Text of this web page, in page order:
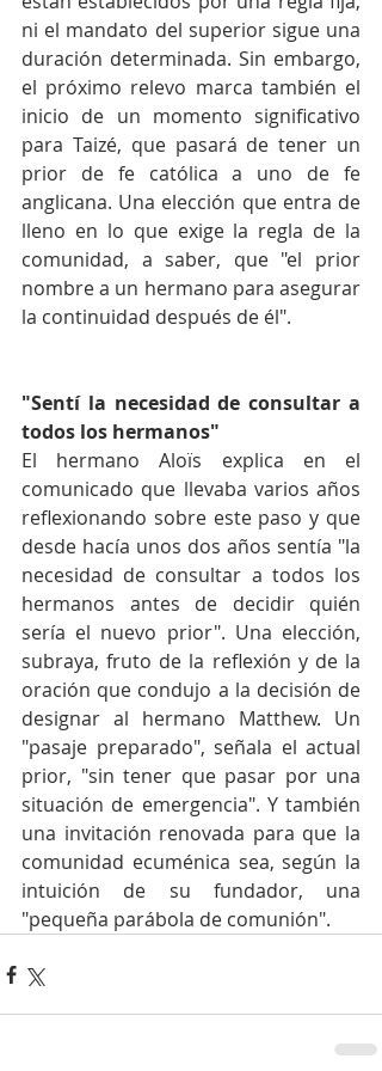
ni el mandato del superior sigue una
duración determinada. Sin embargo,
el próximo relevo marca también el
inicio de un momento significativo
para Taizé, que pasará de tener un
prior de fe católica a uno de fe
anglicana. Una elección que entra de
lleno en lo que exige la regla de la
comunidad, a saber, que "el prior
nombre a un hermano para asegurar
la continuidad después de él".
"Sentí la necesidad de consultar a
todos los hermanos"
El hermano Aloïs explica en el
comunicado que llevaba varios años
reflexionando sobre este paso y que
desde hacía unos dos años sentía "la
necesidad de consultar a todos los
hermanos antes de decidir quién
sería el nuevo prior". Una elección,
subraya, fruto de la reflexión y de la
oración que condujo a la decisión de
designar al hermano Matthew. Un
"pasaje preparado", señala el actual
prior, "sin tener que pasar por una
situación de emergencia". Y también
una invitación renovada para que la
comunidad ecuménica sea, según la
intuición de su fundador, una
"pequeña parábola de comunión".